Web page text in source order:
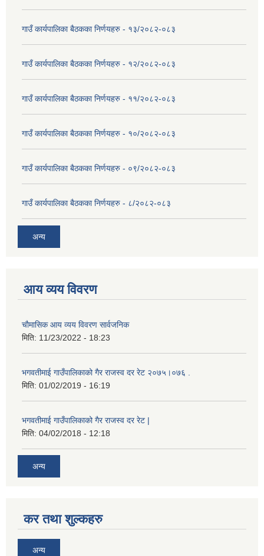
गाउँ कार्यपालिका बैठकका निर्णयहरु - १३/२०८२-०८३
गाउँ कार्यपालिका बैठकका निर्णयहरु - १२/२०८२-०८३
गाउँ कार्यपालिका बैठकका निर्णयहरु - ११/२०८२-०८३
गाउँ कार्यपालिका बैठकका निर्णयहरु - १०/२०८२-०८३
गाउँ कार्यपालिका बैठकका निर्णयहरु - ०९/२०८२-०८३
गाउँ कार्यपालिका बैठकका निर्णयहरु - ८/२०८२-०८३
अन्य
आय व्यय विवरण
चाैमासिक आय व्यय विवरण सार्वजनिक
मिति: 11/23/2022 - 18:23
भगवतीमाई गाउँपालिकाको गैर राजस्व दर रेट २०७५।०७६ .
मिति: 01/02/2019 - 16:19
भगवतीमाई गाउँपालिकाको गैर राजस्व दर रेट |
मिति: 04/02/2018 - 12:18
अन्य
कर तथा शुल्कहरु
अन्य